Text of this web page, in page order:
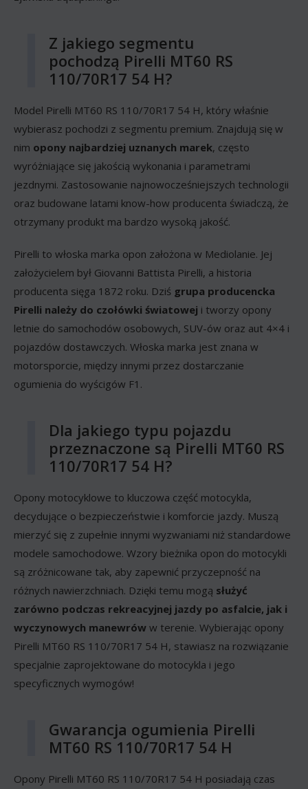
Z jakiego segmentu
pochodzą Pirelli MT60 RS
110/70R17 54 H?
Model Pirelli MT60 RS 110/70R17 54 H, który właśnie
wybierasz pochodzi z segmentu premium. Znajdują się w
nim opony najbardziej uznanych marek, często
wyróżniające się jakością wykonania i parametrami
jezdnymi. Zastosowanie najnowocześniejszych technologii
oraz budowane latami know-how producenta świadczą, że
otrzymany produkt ma bardzo wysoką jakość.
Pirelli to włoska marka opon założona w Mediolanie. Jej
założycielem był Giovanni Battista Pirelli, a historia
producenta sięga 1872 roku. Dziś grupa producencka
Pirelli należy do czołówki światowej i tworzy opony
letnie do samochodów osobowych, SUV-ów oraz aut 4×4 i
pojazdów dostawczych. Włoska marka jest znana w
motorsporcie, między innymi przez dostarczanie
ogumienia do wyścigów F1.
Dla jakiego typu pojazdu
przeznaczone są Pirelli MT60 RS
110/70R17 54 H?
Opony motocyklowe to kluczowa część motocykla,
decydujące o bezpieczeństwie i komforcie jazdy. Muszą
mierzyć się z zupełnie innymi wyzwaniami niż standardowe
modele samochodowe. Wzory bieżnika opon do motocykli
są zróżnicowane tak, aby zapewnić przyczepność na
różnych nawierzchniach. Dzięki temu mogą służyć
zarówno podczas rekreacyjnej jazdy po asfalcie, jak i
wyczynowych manewrów w terenie. Wybierając opony
Pirelli MT60 RS 110/70R17 54 H, stawiasz na rozwiązanie
specjalnie zaprojektowane do motocykla i jego
specyficznych wymogów!
Gwarancja ogumienia Pirelli
MT60 RS 110/70R17 54 H
Opony Pirelli MT60 RS 110/70R17 54 H posiadają czas